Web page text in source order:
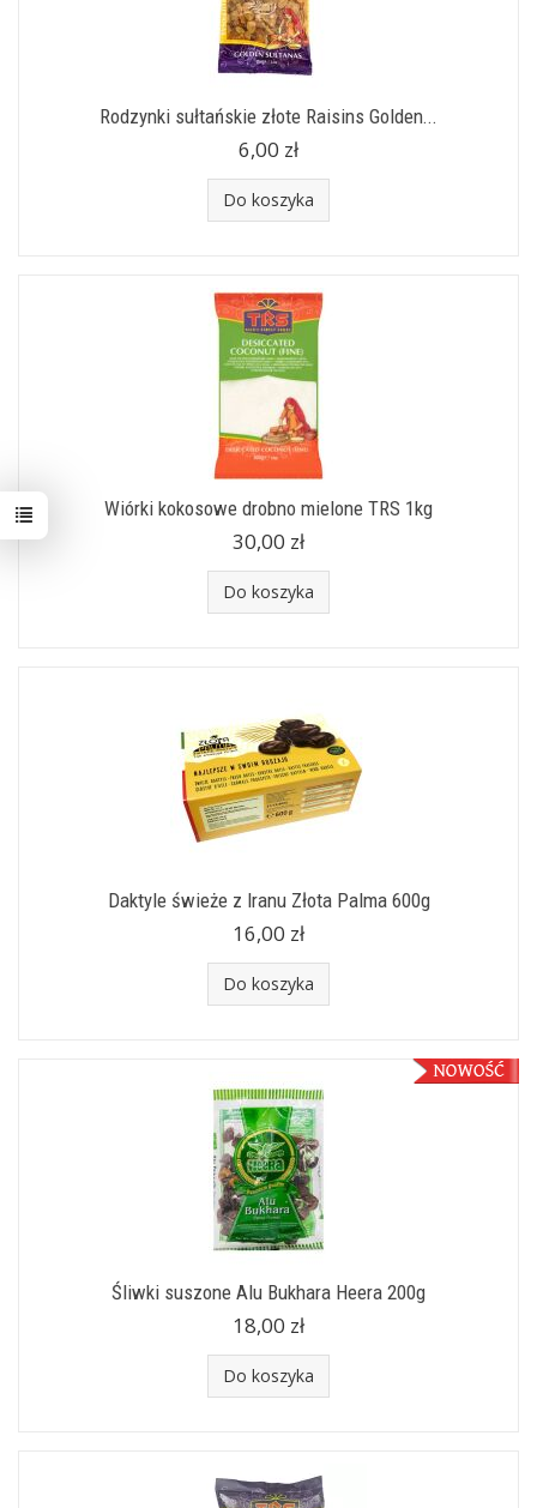
Rodzynki sułtańskie złote Raisins Golden...
6,00 zł
Do koszyka
Wiórki kokosowe drobno mielone TRS 1kg
30,00 zł
Do koszyka
Daktyle świeże z Iranu Złota Palma 600g
16,00 zł
Do koszyka
Śliwki suszone Alu Bukhara Heera 200g
18,00 zł
Do koszyka